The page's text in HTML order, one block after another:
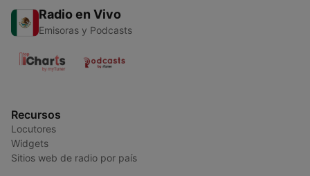
Radio en Vivo
Emisoras y Podcasts
Recursos
Locutores
Widgets
Sitios web de radio por país